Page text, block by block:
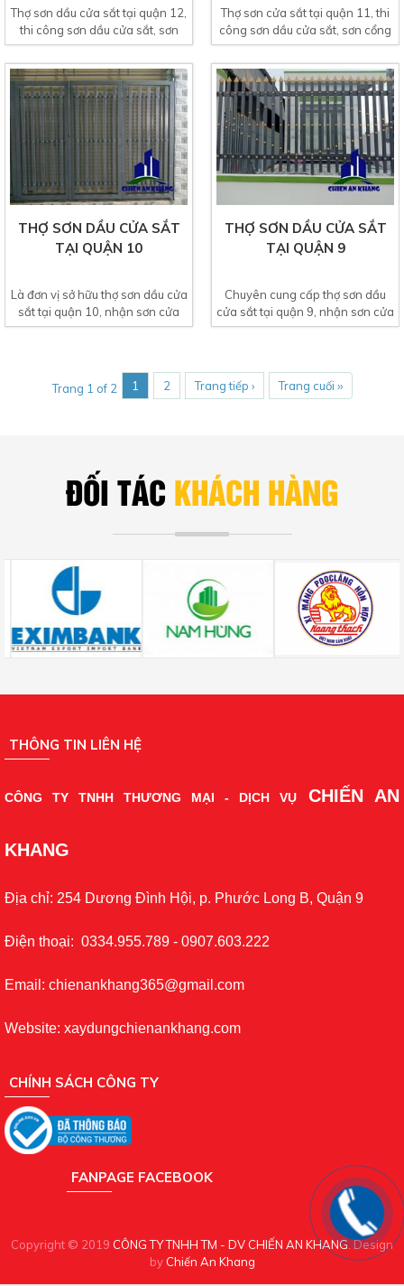
Thợ sơn dầu cửa sắt tại quận 12,
thi công sơn dầu cửa sắt, sơn
cổng sắt, cầu...
Thợ sơn cửa sắt tại quận 11, thi
công sơn dầu cửa sắt, sơn cổng
sắt, cầu thang...
THỢ SƠN DẦU CỬA SẮT
TẠI QUẬN 10
Là đơn vị sở hữu thợ sơn dầu cửa
sắt tại quận 10, nhận sơn cửa
cổng sắt,...
THỢ SƠN DẦU CỬA SẮT
TẠI QUẬN 9
Chuyên cung cấp thợ sơn dầu
cửa sắt tại quận 9, nhận sơn cửa
cổng sắt, hàng...
Trang 1 of 2 1 2 Trang tiếp › Trang cuối ››
ĐỐI TÁC KHÁCH HÀNG
THÔNG TIN LIÊN HỆ
CÔNG TY TNHH THƯƠNG MẠI - DỊCH VỤ CHIẾN AN
KHANG
Địa chỉ: 254 Dương Đình Hội, p. Phước Long B, Quận 9
Điện thoại: 0334.955.789 - 0907.603.222
Email: chienankhang365@gmail.com
Website: xaydungchienankhang.com
CHÍNH SÁCH CÔNG TY
FANPAGE FACEBOOK
Copyright © 2019 CÔNG TY TNHH TM - DV CHIẾN AN KHANG. Design
by Chiến An Khang